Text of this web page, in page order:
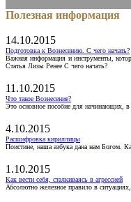
Полезная информация
14.10.2015
Подготовка к Вознесению. С чего начать?
Важная информация и инструменты,
Статья Лизы Ренее С чего начать?
11.10.2015
Что такое Вознесение?
Это основное пособие для начинающих, в
4.10.2015
Расшифровка кириллицы
Поистине, наша азбука дана нам Богом.
1.10.2015
Как вести себя, сталкиваясь в агрессией
Абсолютно железное правило в